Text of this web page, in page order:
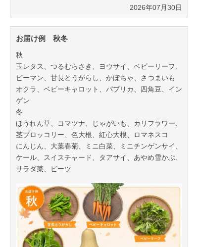
2026年07月30日
お届け例 秋冬
秋
玉レタス、つるむらさき、ヨウサイ、ベビーリーフ、
ピーマン、甘長とうがらし、かぼちゃ、さつまいも
オクラ、ベビーキャロット、パプリカ、四角豆、イン
ゲン
冬
ほうれん草、コマツナ、じゃがいも、カリフラワー、
茎ブロッコリー、色大根、紅心大根、ロマネスコ
にんじん、大葉春菊、ミニ白菜、ミニチンゲンサイ、
ケール、スイスチャード、タアサイ、あやめ雪かぶ、
サラダ菜、ビーツ